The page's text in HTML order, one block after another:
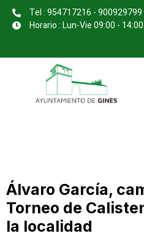
Tel : 954717216 - 900929799
Horario : Lun-Vie 09:00 - 14:00
Álvaro García,
Torneo de
la localidad